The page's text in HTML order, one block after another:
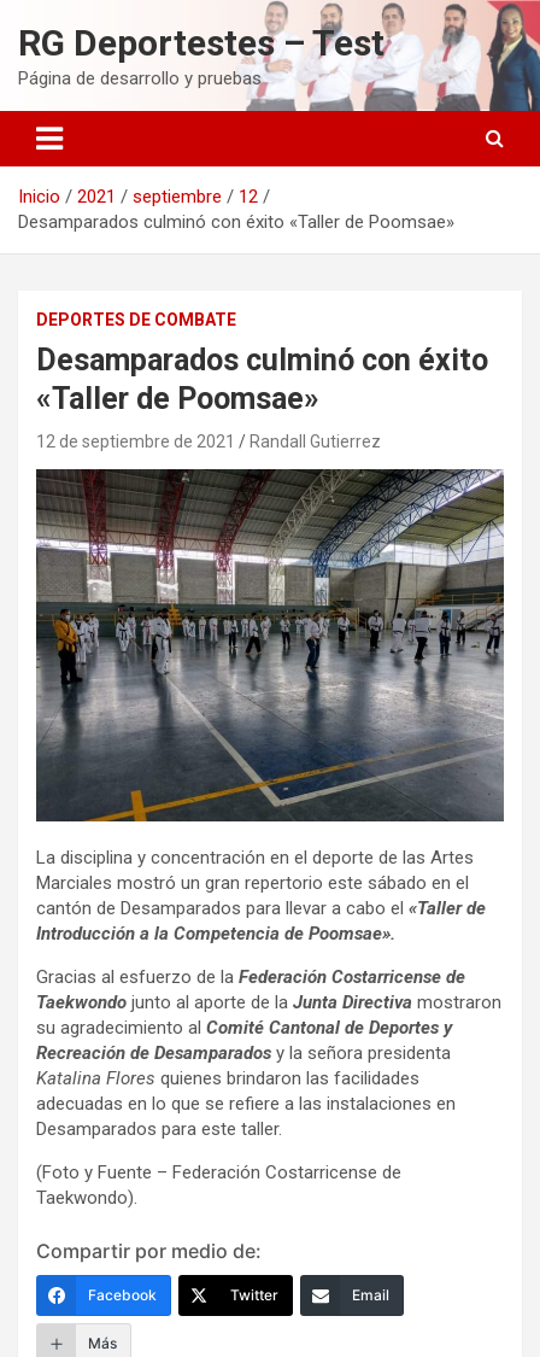
contenido
RG Deportestes – Test
Página de desarrollo y pruebas
Inicio 2021 septiembre
12
Desamparados culminó con éxito «Taller de Poomsae»
DEPORTES DE COMBATE
Desamparados culminó con éxito
«Taller de Poomsae»
12 de septiembre de 2021 Randall Gutierrez
La disciplina y concentración en el deporte de las Artes
Marciales mostró un gran repertorio este sábado en el
cantón de Desamparados para llevar a cabo el «Taller de
Introducción a la Competencia de Poomsae».
Gracias al esfuerzo de la Federación Costarricense de
Taekwondo junto al aporte de la Junta Directiva mostraron
su agradecimiento al Comité Cantonal de Deportes y
Recreación de Desamparados y la señora presidenta
Katalina Flores quienes brindaron las facilidades
adecuadas en lo que se refiere a las instalaciones en
Desamparados para este taller.
(Foto y Fuente – Federación Costarricense de
Taekwondo).
Compartir por medio de:
Facebook Twitter Email
Más